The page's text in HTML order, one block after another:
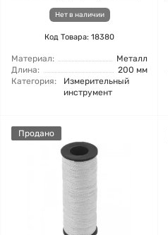
Нет в наличии
Код Товара: 18380
Материал:
Металл
Длина:
200 мм
Категория:
Измерительный
инструмент
Продано